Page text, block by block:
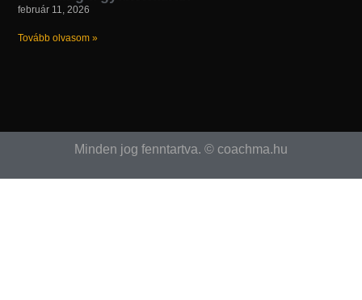
február 11, 2026
Tovább olvasom »
Minden jog fenntartva. © coachma.hu